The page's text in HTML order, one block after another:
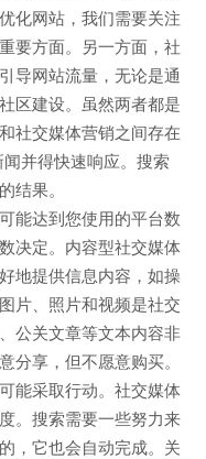
化网站，我们需要关注
要方面。另一方面，社
导网站流量，无论是通
区建设。虽然两者都是
社交媒体营销之间存在
并得快速响应。搜索
结果。
达到您使用的平台数
决定。内容型社交媒体
地提供信息内容，如操
片、照片和视频是社交
公关文章等文本内容非
分享，但不愿意购买。
能采取行动。社交媒体
。搜索需要一些努力来
，它也会自动完成。关